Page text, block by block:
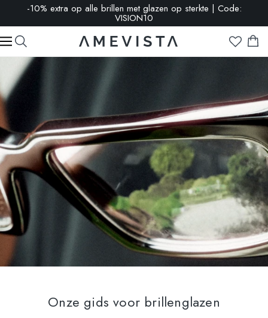
-10% extra op alle brillen met glazen op sterkte | Code:
VISION10
Onze gids voor brillenglazen